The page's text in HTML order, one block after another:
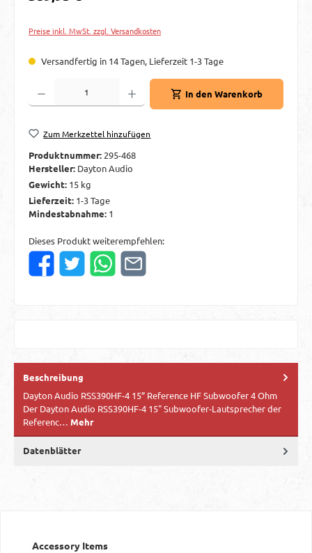
Preise inkl. MwSt. zzgl. Versandkosten
Versandfertig in 14 Tagen, Lieferzeit 1-3 Tage
Produkt Anzahl: Gib den gewünschten Wert ein oder benutze die Schaltflächen
In den Warenkorb
Zum Merkzettel hinzufügen
Produktnummer: 295-468
Hersteller: Dayton Audio
Gewicht: 15 kg
Lieferzeit: 1-3 Tage
Mindestabnahme: 1
Dieses Produkt weiterempfehlen:
Beschreibung
Dayton Audio RSS390HF-4 15” Reference HF Subwoofer 4 Ohm
Der Dayton Audio RSS390HF-4 15" Subwoofer-Lautsprecher der
Referenc… Mehr
Datenblätter
Produktgalerie überspringen
Accessory Items